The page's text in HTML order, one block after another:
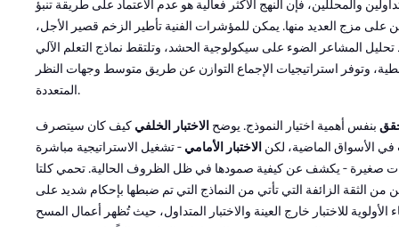
والمحللين، فإن النهج الأكثر فعالية هو عدم الاعتماد على طريقة تنبؤ
على مزج العديد منها. يمكن للمؤشرات الفنية تأطير الزخم قصير الأجل،
المشاعر الضوء على سيكولوجية الحشد، وتلتقط نماذج التعلم الآلي
وتوفر استراتيجيات الإجماع التوازن عن طريق متوسط وجهات النظر
المتعددة.
بنفس أهمية اختيار النموذج. يوضح الاختبار الخلفي كيف كان سيتصرف
في الأسواق الماضية، لكن الاختبار الأمامي - تشغيل الاستراتيجية مباشرة
صغيرة - يكشف عن كيفية صمودها في ظل الظروف الحالية. تحمي كلتا
من الثقة الزائفة التي تأتي من النماذج التي تم ضبطها بإحكام شديد على
الأولوية للاختبار خارج العينة والاختبار المتداول، حيث تُظهر أعمال المسح